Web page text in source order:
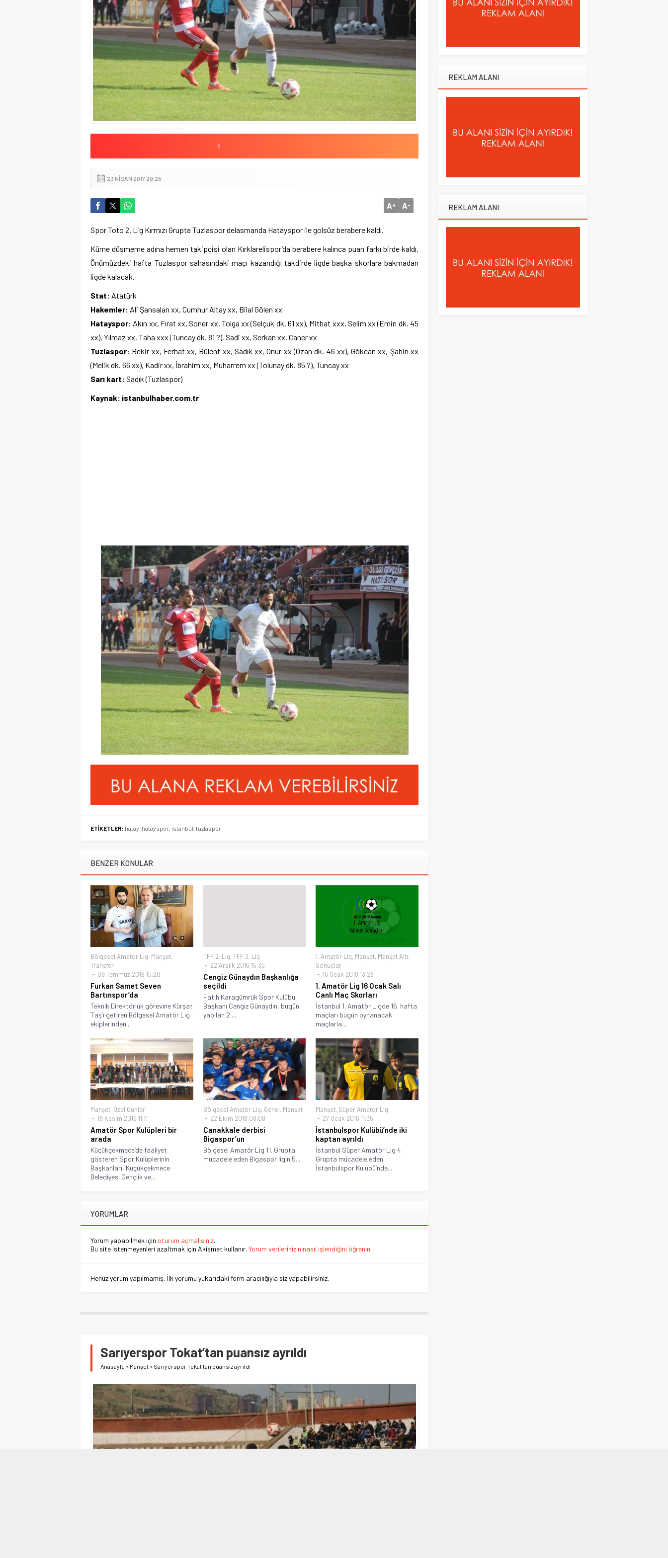
23 NISAN 2017 20:25
A+ A-
Spor Toto 2. Lig Kırmızı Grupta Tuzlaspor delasmanda Hatayspor ile golsüz berabere kaldı.
Küme düşmeme adına hemen takipçisi olan Kırklarelispor’da berabere kalınca puan farkı birde kaldı.
Önümüzdeki hafta Tuzlaspor sahasındaki maçı kazandığı takdirde ligde başka skorlara bakmadan
ligde kalacak.
Stat: Atatürk
Hakemler: Ali Şansalan xx, Cumhur Altay xx, Bilal Gölen xx
Hatayspor: Akın xx, Fırat xx, Soner xx, Tolga xx (Selçuk dk. 61 xx), Mithat xxx, Selim xx (Emin dk. 45
xx), Yılmaz xx, Taha xxx (Tuncay dk. 81 ?), Sadi xx, Serkan xx, Caner xx
Tuzlaspor: Bekir xx, Ferhat xx, Bülent xx, Sadık xx, Onur xx (Ozan dk. 46 xx), Gökcan xx, Şahin xx
(Melik dk. 66 xx), Kadir xx, İbrahim xx, Muharrem xx (Tolunay dk. 85 ?), Tuncay xx
Sarı kart: Sadık (Tuzlaspor)
Kaynak: istanbulhaber.com.tr
ETİKETLER: hatay, hatayspor, istanbul, tuzlaspor
BENZER KONULAR
Bölgesel Amatör Lig, Manşet,
Transfer
09 Temmuz 2019 15:20
Furkan Samet Seven
Bartınspor’da
Teknik Direktörlük görevine Kürşat
Taş’ı getiren Bölgesel Amatör Lig
ekiplerinden...
TFF 2. Lig, TFF 3. Lig
22 Aralık 2016 15:35
Cengiz Günaydın Başkanlığa
seçildi
Fatih Karagümrük Spor Kulübü
Başkanı Cengiz Günaydın, bugün
yapılan 2....
1. Amatör Lig, Manşet, Manşet Altı,
Sonuçlar
16 Ocak 2018 13:28
1. Amatör Lig 16 Ocak Salı
Canlı Maç Skorları
İstanbul 1. Amatör Ligde 16. hafta
maçları bugün oynanacak
maçlarla...
Manşet, Özel Günler
18 Kasım 2016 11:11
Amatör Spor Kulüpleri bir
arada
Küçükçekmece’de faaliyet
gösteren Spor Kulüplerinin
Başkanları, Küçükçekmece
Belediyesi Gençlik ve...
Bölgesel Amatör Lig, Genel, Manşet
22 Ekim 2019 08:08
Çanakkale derbisi
Bigaspor’un
Bölgesel Amatör Lig 11. Grupta
mücadele eden Bigaspor ligin 5....
Manşet, Süper Amatör Lig
27 Ocak 2016 11:35
İstanbulspor Kulübü’nde iki
kaptan ayrıldı
İstanbul Süper Amatör Lig 4.
Grupta mücadele eden
İstanbulspor Kulübü’nde...
YORUMLAR
Yorum yapabilmek için oturum açmalısınız.
Bu site istenmeyenleri azaltmak için Akismet kullanır. Yorum verilerinizin nasıl işlendiğini öğrenin.
Henüz yorum yapılmamış. İlk yorumu yukarıdaki form aracılığıyla siz yapabilirsiniz.
Sarıyerspor Tokat’tan puansız ayrıldı
Anasayfa » Manşet » Sarıyerspor Tokat’tan puansız ayrıldı
REKLAM ALANI
REKLAM ALANI